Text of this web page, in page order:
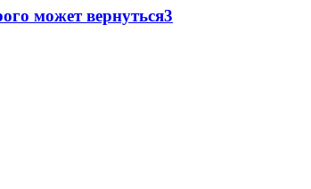
может вернуться3